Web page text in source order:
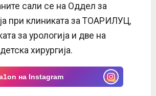
сали се на Оддел за
при клиниката за ТОАРИЛУЦ,
за урологија и две на
хирургија.
на Instagram